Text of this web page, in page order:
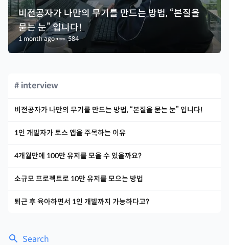
Search
비전공자가 나만의 무기를 만드는 방법, “본질을
묻는 눈” 입니다!
1 month ago•👀584
# interview
비전공자가 나만의 무기를 만드는 방법, “본질을 묻는 눈” 입니다!
1인 개발자가 토스 앱을 주목하는 이유
4개월만에 100만 유저를 모을 수 있을까요?
소규모 프로젝트로 10만 유저를 모으는 방법
퇴근 후 육아하면서 1인 개발까지 가능하다고?